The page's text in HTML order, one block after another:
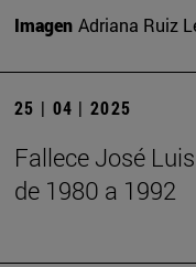
Imagen Adriana Ruiz
25 | 04 | 2025
Fallece José
de 1980 a 1992